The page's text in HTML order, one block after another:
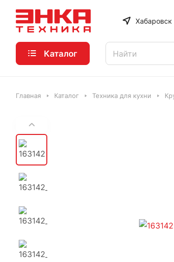
Хабаровск
Каталог
Главная Каталог Техника для кухни